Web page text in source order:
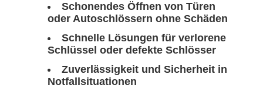
Schonendes Öffnen von Türen
oder Autoschlössern ohne Schäden
Schnelle Lösungen für verlorene
Schlüssel oder defekte Schlösser
Zuverlässigkeit und Sicherheit in
Notfallsituationen